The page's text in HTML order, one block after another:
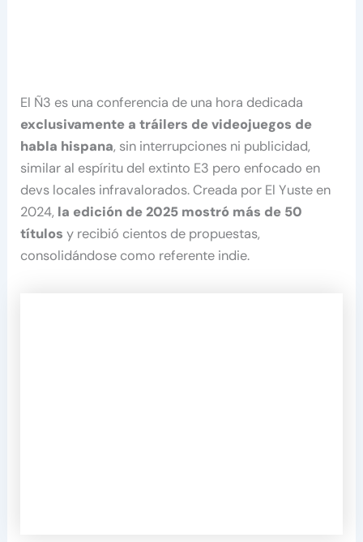
El Ñ3 es una conferencia de una hora dedicada
exclusivamente a tráilers de videojuegos de
habla hispana, sin interrupciones ni publicidad,
similar al espíritu del extinto E3 pero enfocado en
devs locales infravalorados. Creada por El Yuste en
2024, la edición de 2025 mostró más de 50
títulos y recibió cientos de propuestas,
consolidándose como referente indie.